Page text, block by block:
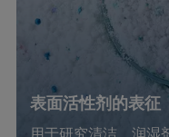
表面活性剂的表征